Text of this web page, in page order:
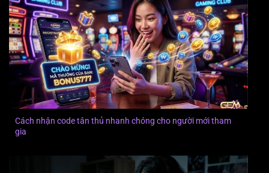
Cách nhận code tân thủ nhanh chóng cho người mới tham
gia